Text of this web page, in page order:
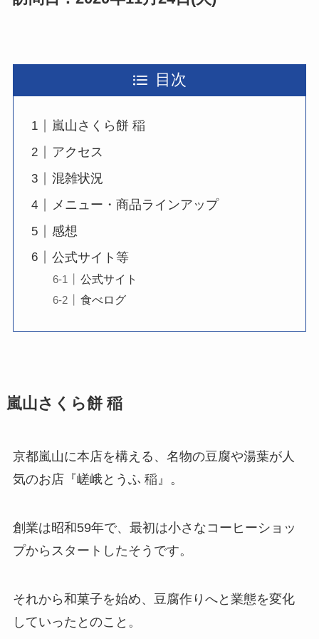
目次
嵐山さくら餅 稲
アクセス
混雑状況
メニュー・商品ラインアップ
感想
公式サイト等
公式サイト
食べログ
嵐山さくら餅 稲
京都嵐山に本店を構える、名物の豆腐や湯葉が人
気のお店『嵯峨とうふ 稲』。
創業は昭和59年で、最初は小さなコーヒーショッ
プからスタートしたそうです。
それから和菓子を始め、豆腐作りへと業態を変化
していったとのこと。